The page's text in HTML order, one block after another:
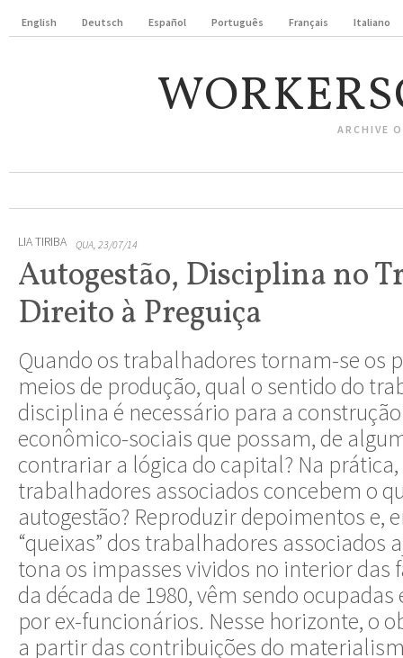
English Deutsch Español Português Français Italiano
ARCHIVE
LIA TIRIBA QUA, 23/07/14
Autogestão, Disciplina no
Direito à Preguiça
Quando os trabalhadores tornam-se os
meios de produção, qual o sentido do
disciplina é necessário para a
econômico-sociais que possam, de
contrariar a lógica do capital? Na
trabalhadores associados concebem o
autogestão? Reproduzir depoimentos e,
“queixas” dos trabalhadores associados
tona os impasses vividos no interior das
da década de 1980, vêm sendo
por ex-funcionários. Nesse horizonte, o
a partir das contribuições do